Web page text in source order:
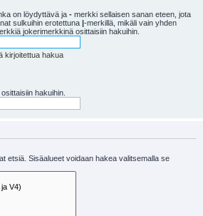
on löydyttävä ja - merkki sellaisen sanan eteen, jota
sulkuihin erotettuna |-merkillä, mikäli vain yhden
jokerimerkkinä osittaisiin hakuihin.
kirjoitettua hakua
hakuihin.
etsiä. Sisäalueet voidaan hakea valitsemalla se